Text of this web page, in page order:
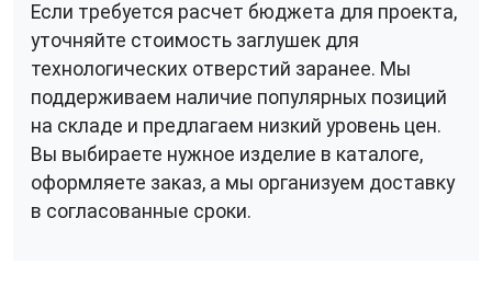
Если требуется расчет бюджета для проекта,
уточняйте стоимость заглушек для
технологических отверстий заранее. Мы
поддерживаем наличие популярных позиций
на складе и предлагаем низкий уровень цен.
Вы выбираете нужное изделие в каталоге,
оформляете заказ, а мы организуем доставку
в согласованные сроки.